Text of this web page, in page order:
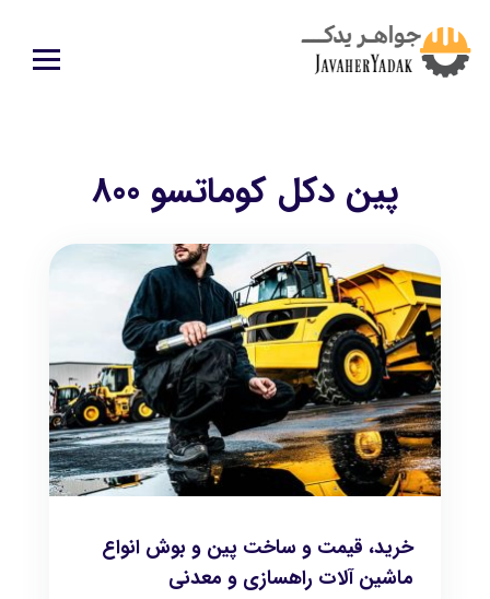
پین دکل کوماتسو 800
خرید، قیمت و ساخت پین و بوش انواع
ماشین آلات راهسازی و معدنی